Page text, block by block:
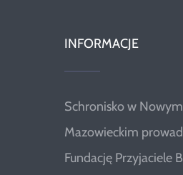
INFORMACJE
Schronisko w
Mazowieckim
Fundację Przyjaciele